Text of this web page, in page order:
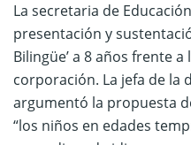
La secretaria de
presentación y
Bilingüe’ a 8 años frente
corporación. La jefa de la
argumentó la propuesta
“los niños en edades